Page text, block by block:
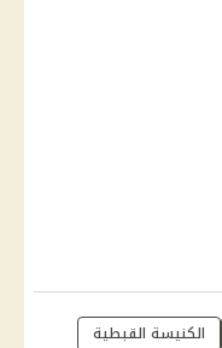
الكنيسة القبطية